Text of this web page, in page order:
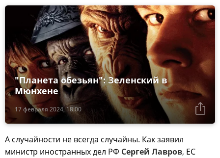
17 февраля 2024, 18:00
"Планета обезьян": Зеленский в
Мюнхене
А случайности не всегда случайны. Как заявил
министр иностранных дел РФ Сергей Лавров, ЕС